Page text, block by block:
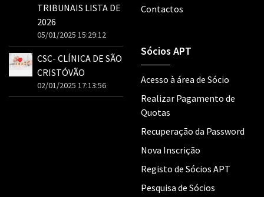
TRIBUNAIS LISTA DE
2026
05/01/2025 15:29:12
CSC- CLÍNICA DE SÃO
CRISTÓVÃO
02/01/2025 17:13:56
Contactos
Sócios APT
Acesso à área de Sócio
Realizar Pagamento de
Quotas
Recuperação da Password
Nova Inscrição
Registo de Sócios APT
Pesquisa de Sócios